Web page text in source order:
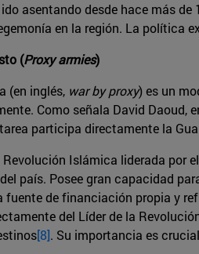
asentando desde hace más de
en la región. La política
(Proxy armies)
(en inglés, war by proxy) es un
Como señala David Daoud,
participa directamente la
Islámica liderada por
país. Posee gran capacidad
fuente de financiación propia y
del Líder de la
[8]. Su importancia es